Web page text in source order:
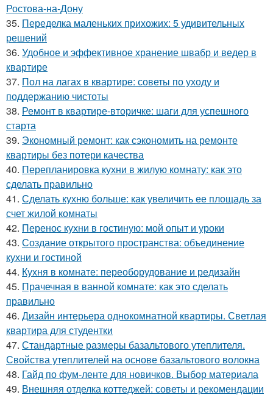
Ростова-на-Дону
35. Переделка маленьких прихожих: 5 удивительных
решений
36. Удобное и эффективное хранение швабр и ведер в
квартире
37. Пол на лагах в квартире: советы по уходу и
поддержанию чистоты
38. Ремонт в квартире-вторичке: шаги для успешного
старта
39. Экономный ремонт: как сэкономить на ремонте
квартиры без потери качества
40. Перепланировка кухни в жилую комнату: как это
сделать правильно
41. Сделать кухню больше: как увеличить ее площадь за
счет жилой комнаты
42. Перенос кухни в гостиную: мой опыт и уроки
43. Создание открытого пространства: объединение
кухни и гостиной
44. Кухня в комнате: переоборудование и редизайн
45. Прачечная в ванной комнате: как это сделать
правильно
46. Дизайн интерьера однокомнатной квартиры. Светлая
квартира для студентки
47. Стандартные размеры базальтового утеплителя.
Свойства утеплителей на основе базальтового волокна
48. Гайд по фум-ленте для новичков. Выбор материала
49. Внешняя отделка коттеджей: советы и рекомендации